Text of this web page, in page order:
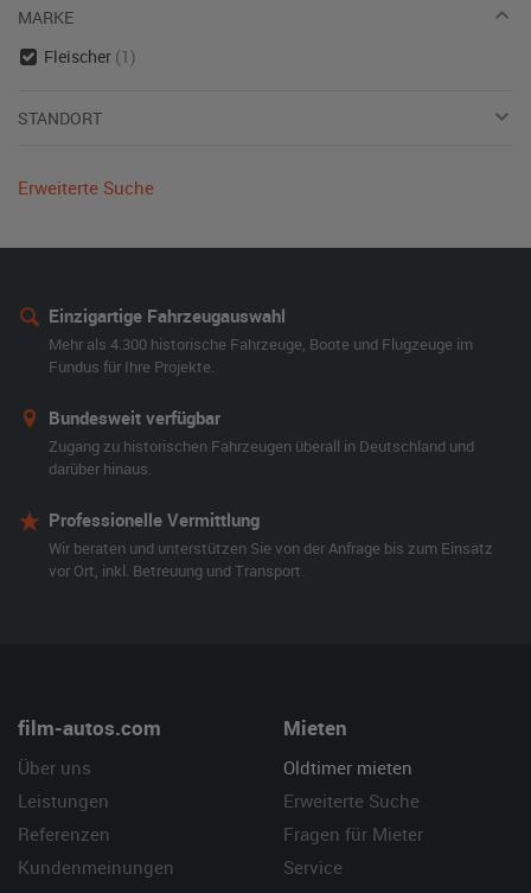
MARKE
Fleischer (1)
STANDORT
Erweiterte Suche
Einzigartige Fahrzeugauswahl
Mehr als 4.300 historische Fahrzeuge, Boote und Flugzeuge im
Fundus für Ihre Projekte.
Bundesweit verfügbar
Zugang zu historischen Fahrzeugen überall in Deutschland und
darüber hinaus.
Professionelle Vermittlung
Wir beraten und unterstützen Sie von der Anfrage bis zum Einsatz
vor Ort, inkl. Betreuung und Transport.
film-autos.com
Über uns
Leistungen
Referenzen
Kundenmeinungen
Mieten
Oldtimer mieten
Erweiterte Suche
Fragen für Mieter
Service